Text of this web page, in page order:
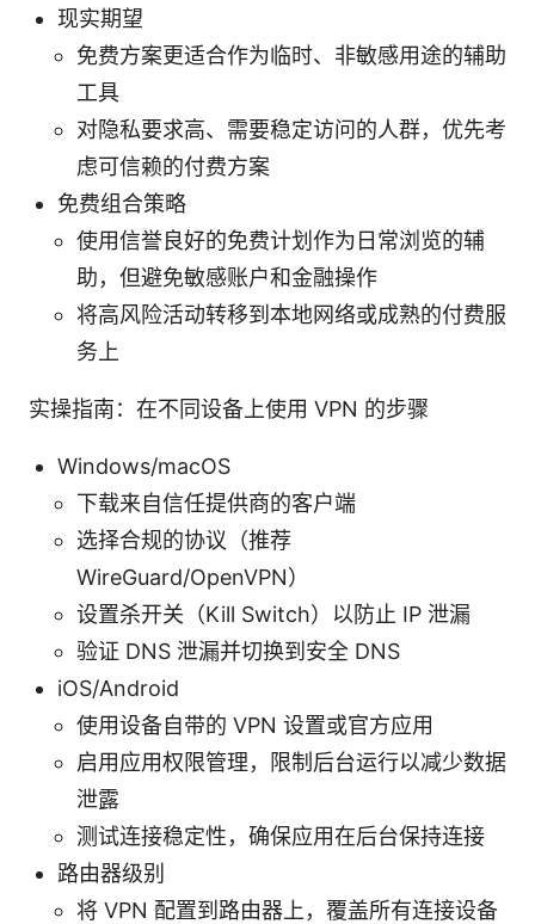
现实期望
免费方案更适合作为临时、非敏感用途的辅助
工具
对隐私要求高、需要稳定访问的人群，优先考
虑可信赖的付费方案
免费组合策略
使用信誉良好的免费计划作为日常浏览的辅
助，但避免敏感账户和金融操作
将高风险活动转移到本地网络或成熟的付费服
务上
实操指南：在不同设备上使用 VPN 的步骤
Windows/macOS
下载来自信任提供商的客户端
选择合规的协议（推荐
WireGuard/OpenVPN）
设置杀开关（Kill Switch）以防止 IP 泄漏
验证 DNS 泄漏并切换到安全 DNS
iOS/Android
使用设备自带的 VPN 设置或官方应用
启用应用权限管理，限制后台运行以减少数据
泄露
测试连接稳定性，确保应用在后台保持连接
路由器级别
将 VPN 配置到路由器上，覆盖所有连接设备